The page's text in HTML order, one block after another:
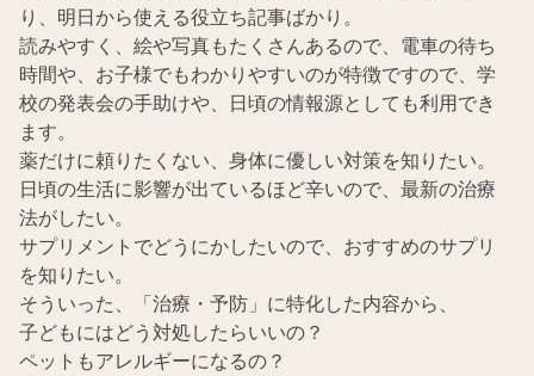
り、明日から使える役立ち記事ばかり。
読みやすく、絵や写真もたくさんあるので、電車の待ち
時間や、お子様でもわかりやすいのが特徴ですので、学
校の発表会の手助けや、日頃の情報源としても利用でき
ます。
薬だけに頼りたくない、身体に優しい対策を知りたい。
日頃の生活に影響が出ているほど辛いので、最新の治療
法がしたい。
サプリメントでどうにかしたいので、おすすめのサプリ
を知りたい。
そういった、「治療・予防」に特化した内容から、
子どもにはどう対処したらいいの？
ペットもアレルギーになるの？